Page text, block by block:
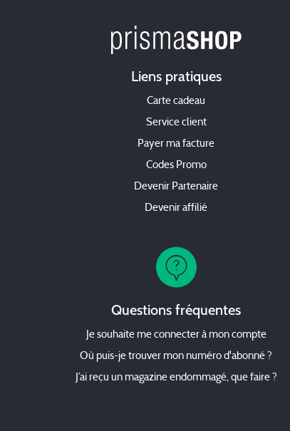
Liens pratiques
Carte cadeau
Service client
Payer ma facture
Codes Promo
Devenir Partenaire
Devenir affilié
Questions fréquentes
Je souhaite me connecter à mon compte
Où puis-je trouver mon numéro d'abonné ?
J’ai reçu un magazine endommagé, que faire ?